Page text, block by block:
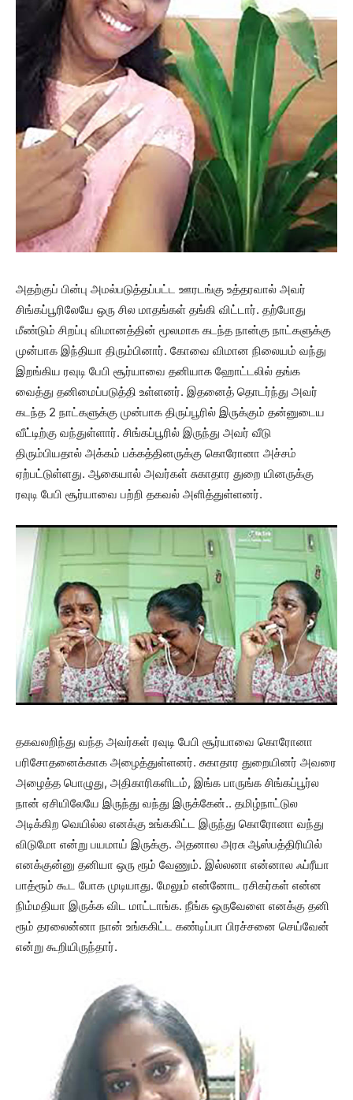
அதற்குப் பின்பு அமல்படுத்தப்பட்ட ஊரடங்கு உத்தரவால் அவர்
சிங்கப்பூரிலேயே ஒரு சில மாதங்கள் தங்கி விட்டார். தற்போது
மீண்டும் சிறப்பு விமானத்தின் மூலமாக கடந்த நான்கு நாட்களுக்கு
முன்பாக இந்தியா திரும்பினார். கோவை விமான நிலையம் வந்து
இறங்கிய ரவுடி பேபி சூர்யாவை தனியாக ஹோட்டலில் தங்க
வைத்து தனிமைப்படுத்தி உள்ளனர். இதனைத் தொடர்ந்து அவர்
கடந்த 2 நாட்களுக்கு முன்பாக திருப்பூரில் இருக்கும் தன்னுடைய
வீட்டிற்கு வந்துள்ளார். சிங்கப்பூரில் இருந்து அவர் வீடு
திரும்பியதால் அக்கம் பக்கத்தினருக்கு கொரோனா அச்சம்
ஏற்பட்டுள்ளது. ஆகையால் அவர்கள் சுகாதார துறை யினருக்கு
ரவுடி பேபி சூர்யாவை பற்றி தகவல் அளித்துள்ளனர்.
தகவலறிந்து வந்த அவர்கள் ரவுடி பேபி சூர்யாவை கொரோனா
பரிசோதனைக்காக அழைத்துள்ளனர். சுகாதார துறையினர் அவரை
அழைத்த பொழுது, அதிகாரிகளிடம், இங்க பாருங்க சிங்கப்பூர்ல
நான் ஏசியிலேயே இருந்து வந்து இருக்கேன்.. தமிழ்நாட்டுல
அடிக்கிற வெயில்ல எனக்கு உங்ககிட்ட இருந்து கொரோனா வந்து
விடுமோ என்று பயமாய் இருக்கு. அதனால அரசு ஆஸ்பத்திரியில்
எனக்குன்னு தனியா ஒரு ரூம் வேணும். இல்லனா என்னால ஃப்ரீயா
பாத்ரூம் கூட போக முடியாது. மேலும் என்னோட ரசிகர்கள் என்ன
நிம்மதியா இருக்க விட மாட்டாங்க. நீங்க ஒருவேளை எனக்கு தனி
ரூம் தரலைன்னா நான் உங்ககிட்ட கண்டிப்பா பிரச்சனை செய்வேன்
என்று கூறியிருந்தார்.